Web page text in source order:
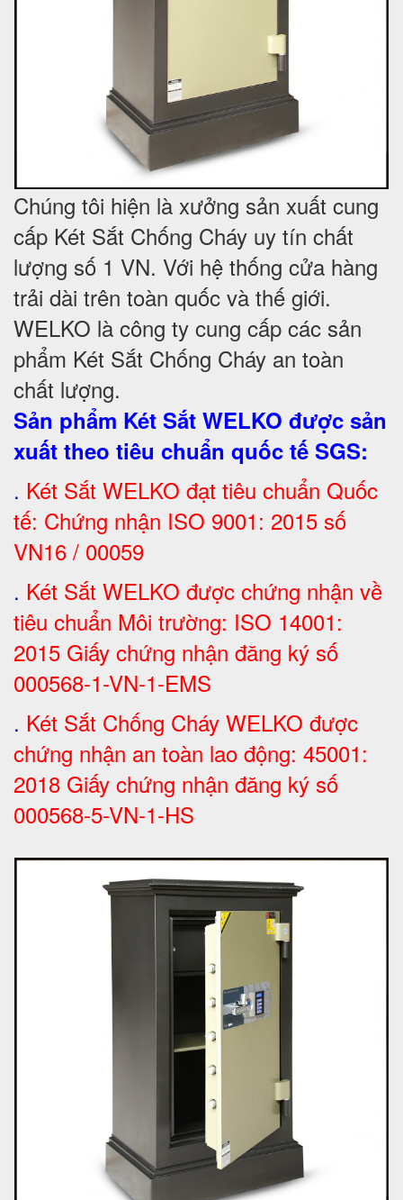
Chúng tôi hiện là xưởng sản xuất cung
cấp Két Sắt Chống Cháy uy tín chất
lượng số 1 VN. Với hệ thống cửa hàng
trải dài trên toàn quốc và thế giới.
WELKO là công ty cung cấp các sản
phẩm Két Sắt Chống Cháy an toàn
chất lượng.
Sản phẩm Két Sắt WELKO được sản
xuất theo tiêu chuẩn quốc tế SGS:
. Két Sắt WELKO đạt tiêu chuẩn Quốc
tế: Chứng nhận ISO 9001: 2015 số
VN16 / 00059
. Két Sắt WELKO được chứng nhận về
tiêu chuẩn Môi trường: ISO 14001:
2015 Giấy chứng nhận đăng ký số
000568-1-VN-1-EMS
. Két Sắt Chống Cháy WELKO được
chứng nhận an toàn lao động: 45001:
2018 Giấy chứng nhận đăng ký số
000568-5-VN-1-HS